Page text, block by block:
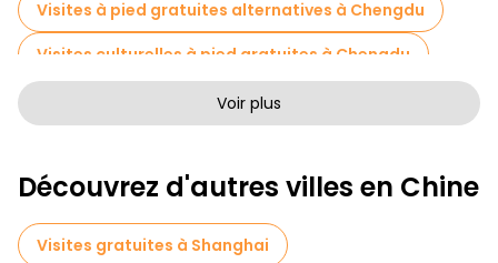
Visites à pied gratuites alternatives à Chengdu
Visites culturelles à pied gratuites à Chengdu
Visites à pied sans art à Chengdu
Tournée des pubs à Chengdu
Billets d'entrée en Chengdu
Voir plus
Découvrez d'autres villes en Chine
Visites gratuites à Shanghai